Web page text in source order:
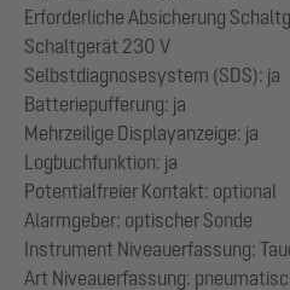
Erforderliche Absicherung
Schaltgerät 230 V
Selbstdiagnosesystem (SDS): ja
Batteriepufferung: ja
Mehrzeilige Displayanzeige: ja
Logbuchfunktion: ja
Potentialfreier Kontakt: optional
Alarmgeber: optischer Sonde
Instrument Niveauerfassung:
Art Niveauerfassung: